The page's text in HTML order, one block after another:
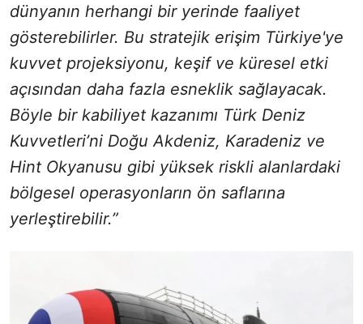
dünyanın herhangi bir yerinde faaliyet
gösterebilirler. Bu stratejik erişim Türkiye'ye
kuvvet projeksiyonu, keşif ve küresel etki
açısından daha fazla esneklik sağlayacak.
Böyle bir kabiliyet kazanımı Türk Deniz
Kuvvetleri’ni Doğu Akdeniz, Karadeniz ve
Hint Okyanusu gibi yüksek riskli alanlardaki
bölgesel operasyonların ön saflarına
yerleştirebilir.”